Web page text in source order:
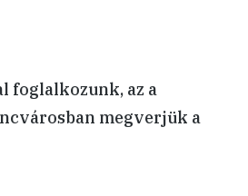
foglalkozunk, az a
megverjük a